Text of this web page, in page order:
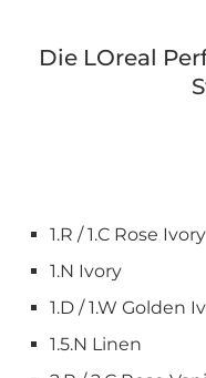
Die LOreal
1.R / 1.C Rose Ivory
1.N Ivory
1.D / 1.W Golden
1.5.N Linen